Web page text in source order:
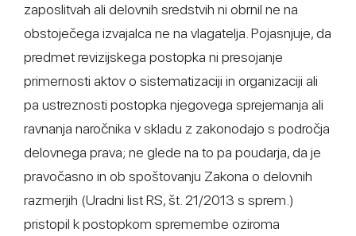
zaposlitvah ali delovnih sredstvih ni obrnil ne na
obstoječega izvajalca ne na vlagatelja. Pojasnjuje, da
predmet revizijskega postopka ni presojanje
primernosti aktov o sistematizaciji in organizaciji ali
pa ustreznosti postopka njegovega sprejemanja ali
ravnanja naročnika v skladu z zakonodajo s področja
delovnega prava; ne glede na to pa poudarja, da je
pravočasno in ob spoštovanju Zakona o delovnih
razmerjih (Uradni list RS, št. 21/2013 s sprem.)
pristopil k postopkom spremembe oziroma